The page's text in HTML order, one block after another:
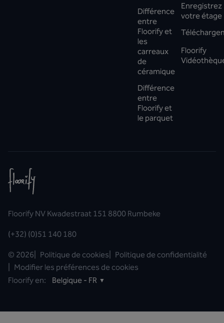
Différence
entre
Floorify et
les
carreaux
de
céramique
Différence
entre
Floorify et
le parquet
Enregistrez
votre étage
Floorify
Floorify NV Kwadestraat 151 8800 Rumbeke
(+32) (0)51 140 180
© 2026 Politique de cookies
Politique de confidentialité
Modifier les préférences de cookies
Floorify en:
Belgique - FR ▼